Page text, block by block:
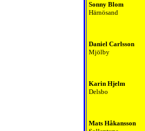
Sonny Blom
Härnösand
Daniel Carlsson
Mjölby
Karin Hjelm
Delsbo
Mats Håkansson